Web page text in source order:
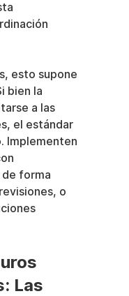
esto supone
bien la
a las
el estándar
Implementen
forma
o
Las